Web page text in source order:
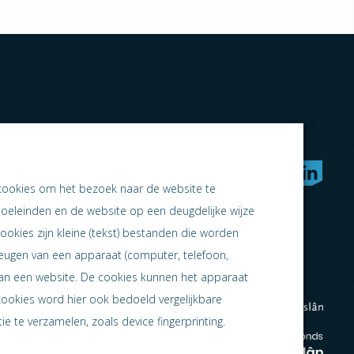
naar samen ondernemen
om het bezoek naar de website te
en de website op een deugdelijke wijze
zijn kleine (tekst) bestanden die worden
van een apparaat (computer, telefoon,
een website. De cookies kunnen het apparaat
word hier ook bedoeld vergelijkbare
te verzamelen, zoals device fingerprinting.